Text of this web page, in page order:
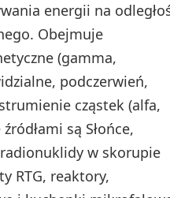
energii na
Obejmuje
(gamma,
podczerwień,
cząstek (alfa,
są Słońce,
w skorupie
RTG, reaktory,